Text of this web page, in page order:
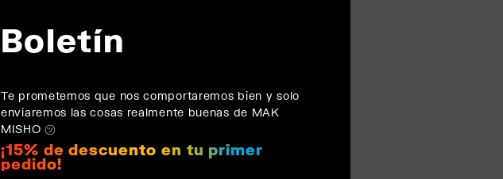
Boletín
Te prometemos que nos comportaremos bien y solo
enviaremos las cosas realmente buenas de MAK
MISHO ㋡
¡15% de descuento en tu primer
pedido!